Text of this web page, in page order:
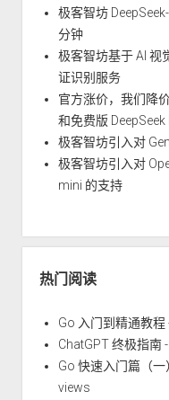
极客智坊
分钟
极客智坊基于 AI 视
证识别服务
官方涨价，我们降
和免费版 DeepSeek
极客智坊引入对
极客智坊引入对
mini 的支持
热门阅读
Go 入门到精通教程
ChatGPT 终极指南-
Go 快速入门篇（
views